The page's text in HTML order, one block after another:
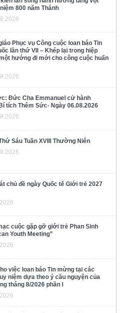
800 năm Thánh
Phục vụ Công cuộc loan báo Tin
lần thứ VII – Khép lại trong hiệp
hướng đi mới cho công cuộc huấn
Đức Cha Emmanuel cử hành
tích Thêm Sức- Ngày 06.08.2026
Sáu Tuần XVIII Thường Niên
chủ đề ngày Quốc tế Giới trẻ 2027
cuộc gặp gỡ giới trẻ Phan Sinh
Youth Meeting”
việc loan báo Tin mừng tại các
niệm dựa theo ý cầu nguyện của
tháng 8/2026 phần I